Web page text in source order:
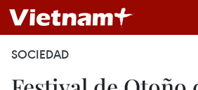
SOCIEDAD